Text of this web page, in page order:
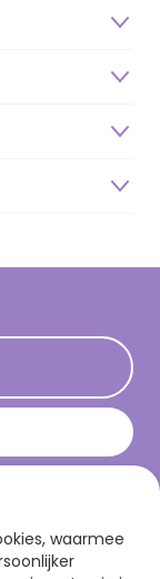
waarmee